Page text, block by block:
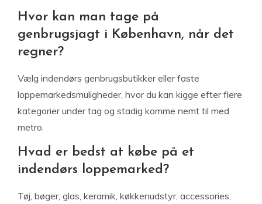
Hvor kan man tage på
genbrugsjagt i København, når det
regner?
Vælg indendørs genbrugsbutikker eller faste
loppemarkedsmuligheder, hvor du kan kigge efter flere
kategorier under tag og stadig komme nemt til med
metro.
Hvad er bedst at købe på et
indendørs loppemarked?
Tøj, bøger, glas, keramik, køkkenudstyr, accessories,